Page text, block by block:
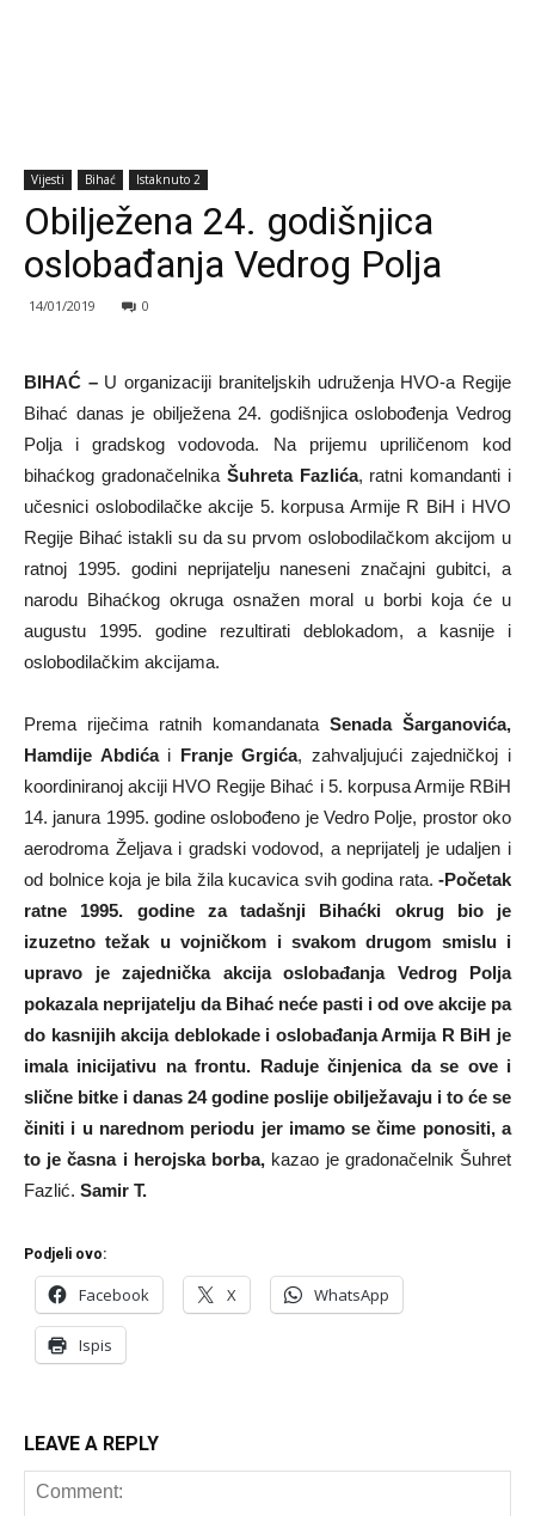
Vijesti Bihać Istaknuto 2
Obilježena 24. godišnjica
oslobađanja Vedrog Polja
14/01/2019 0
BIHAĆ –U organizaciji braniteljskih udruženja HVO-a Regije
Bihać danas je obilježena 24. godišnjica oslobođenja Vedrog
Polja i gradskog vodovoda. Na prijemu upriličenom kod
bihaćkog gradonačelnika Šuhreta Fazlića, ratni komandanti i
učesnici oslobodilačke akcije 5. korpusa Armije R BiH i HVO
Regije Bihać istakli su da su prvom oslobodilačkom akcijom u
ratnoj 1995. godini neprijatelju naneseni značajni gubitci, a
narodu Bihaćkog okruga osnažen moral u borbi koja će u
augustu 1995. godine rezultirati deblokadom, a kasnije i
oslobodilačkim akcijama.
Prema riječima ratnih komandanata Senada Šarganovića,
Hamdije Abdićai Franje Grgića, zahvaljujući zajedničkoj i
koordiniranoj akciji HVO Regije Bihać i 5. korpusa Armije RBiH
14. janura 1995. godine oslobođeno je Vedro Polje, prostor oko
aerodroma Željava i gradski vodovod, a neprijatelj je udaljen i
od bolnice koja je bila žila kucavica svih godina rata. -Početak
ratne 1995. godine za tadašnji Bihaćki okrug bio je
izuzetno težak u vojničkom i svakom drugom smislu i
upravo je zajednička akcija oslobađanja Vedrog Polja
pokazala neprijatelju da Bihać neće pasti i od ove akcije pa
do kasnijih akcija deblokade i oslobađanja Armija R BiH je
imala inicijativu na frontu. Raduje činjenica da se ove i
slične bitke i danas 24 godine poslije obilježavaju i to će se
činiti i u narednom periodu jer imamo se čime ponositi, a
to je časna i herojska borba, kazao je gradonačelnik Šuhret
Fazlić. Samir T.
Podjeli ovo:
Facebook X WhatsApp
Ispis
LEAVE A REPLY